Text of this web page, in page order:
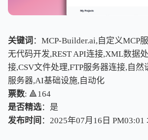
关键词 ：MCP-Builder.ai,自定义MCP
无代码开发,REST API连接,XML数据
接,CSV文件处理,FTP服务器连接,自
服务器,AI基础设施,自动化
票数: 🔺164
是否精选：是
发布时间 ：2025年07月16日 PM03:01